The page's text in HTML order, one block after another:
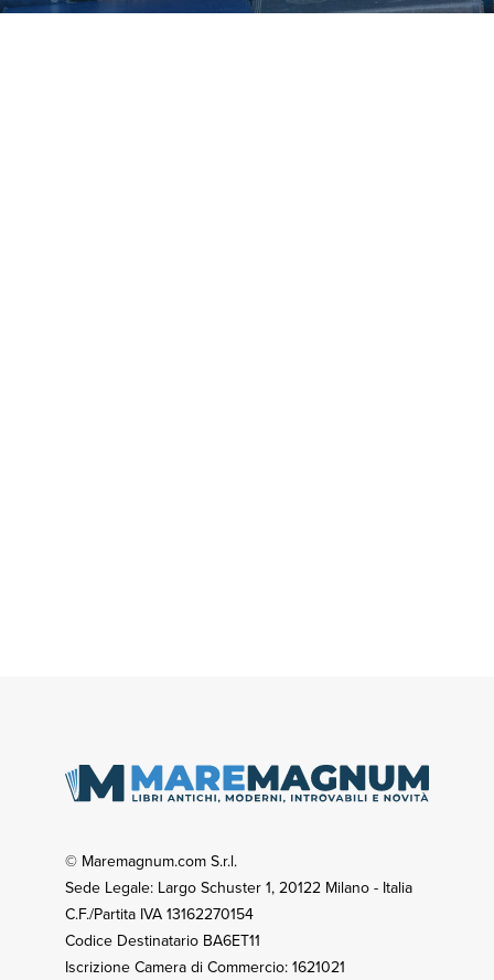
© Maremagnum.com S.r.l.
Sede Legale: Largo Schuster 1, 20122 Milano - Italia
C.F./Partita IVA 13162270154
Codice Destinatario BA6ET11
Iscrizione Camera di Commercio: 1621021